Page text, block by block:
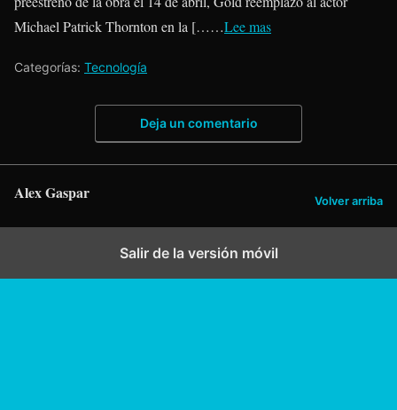
Michael Patrick Thornton en la [……Lee mas
Categorías: Tecnología
Deja un comentario
Alex Gaspar Volver arriba
Salir de la versión móvil